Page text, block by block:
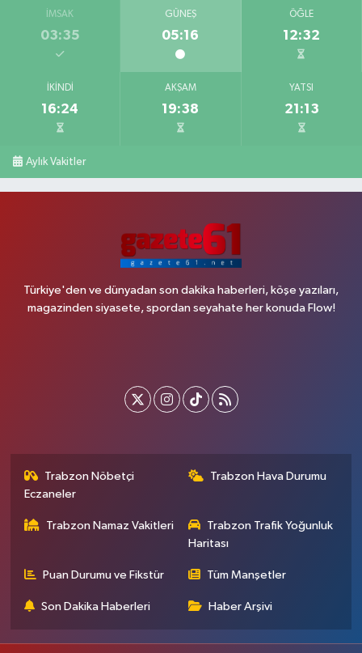
İMSAK
03:35
GÜNEŞ
05:16
ÖĞLE
12:32
İKINDI
16:24
AKŞAM
19:38
YATSI
21:13
Aylık Vakitler
Türkiye'den ve dünyadan son dakika haberleri, köşe yazıları,
magazinden siyasete, spordan seyahate her konuda Flow!
Trabzon Nöbetçi
Eczaneler
Trabzon Hava Durumu
Trabzon Namaz Vakitleri
Trabzon Trafik Yoğunluk
Haritası
Puan Durumu ve Fikstür Tüm Manşetler
Son Dakika Haberleri Haber Arşivi